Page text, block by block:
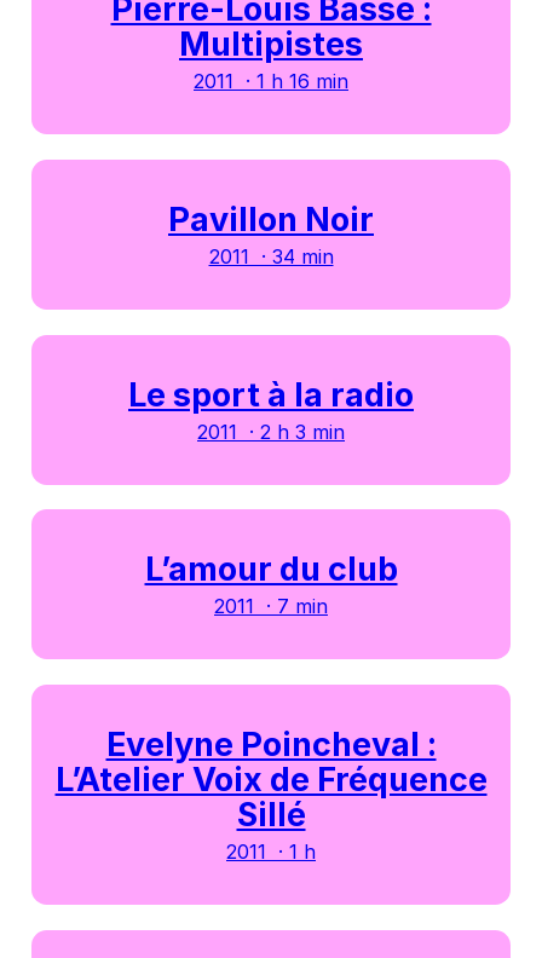
Pierre-Louis Basse :
Multipistes
2011 · 1 h 16 min
Pavillon Noir
2011 · 34 min
Le sport à la radio
2011 · 2 h 3 min
L’amour du club
2011 · 7 min
Evelyne Poincheval :
L’Atelier Voix de Fréquence
Sillé
2011 · 1 h